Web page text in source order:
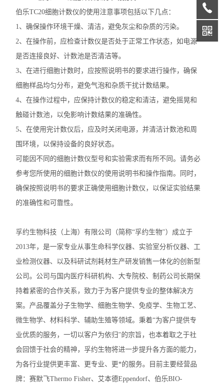
赛默飞Countess™ 3FL细胞计数仪
伯乐T100
光度计
凝胶成像系统
酶标仪
电穿孔仪
细胞计数仪
电泳仪电泳槽
伯乐T100梯度PCR仪
核酸定量仪荧光计
实时荧光定量PCR仪
伯乐TC20细胞计数仪的使用注意事项包括以下几点：
1、确保操作环境干燥、清洁，避免灰尘和杂质的污染。
2、在操作前，应检查计数仪是否处于正常工作状态，如电源
是否连接良好、计数池是否清洁等。
3、在进行细胞计数时，应按照说明书的要求进行操作，确保
细胞样品均匀分布，避免气泡和杂质干扰计数结果。
4、在操作过程中，应保持计数仪的稳定和清洁，避免摇晃和
触碰计数池，以免影响计数结果的准确性。
5、在使用完计数仪后，应及时关闭电源，并清洁计数池和周
围环境，以保持设备的良好状态。
可能因不同的细胞计数仪型号和实验需求而有所不同。请务必
参考您所使用的细胞计数仪的使用说明书和操作指南。同时，
确保按照说明书的要求正确使用细胞计数仪，以保证实验结果
的准确性和可靠性。
孚约生物科技（上海）有限公司（简称“孚约生物"）成立于
2013年，是一家专业从事生命科学仪器、实验室分析仪器、工
业检测仪器、以及科研试剂耗材生产研发销售一体化的创新型
公司。公司与国内医疗科研机构、大专院校、制药公司长期保
持着紧密的合作关系，致力于为客户提供专业的整体解决方
案。产品覆盖分子生物学、细胞生物学、免疫学、生物工艺、
微生物学、材料科学、辅助生殖等领域。秉着“为客户提供专
业优质的服务，一切以客户为依归"的宗旨，也本着取之于社
会回馈于社会的精神，孚约生物将进一步提升各方面的能力，
为各行业提供更丰富、更专业、更*的服务。目前主要经营品
牌：赛默飞Thermo Fisher、艾本德Eppendorf、伯乐BIO-